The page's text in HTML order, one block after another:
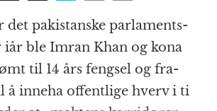
n
a
p
c
h
el
e
g
r
a
n
t
ai
l
det pakistanske parlaments­
iår ble Imran Khan og kona
til 14 års fengsel og fra­
å inneha offentlige hverv i ti